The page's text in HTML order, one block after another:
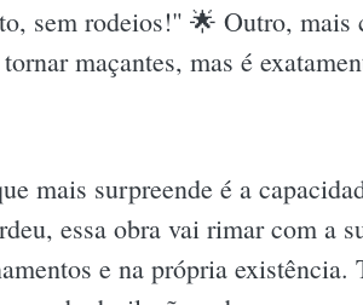
sem rodeios!" 🌟 Outro,
maçantes, mas é
mais surpreende é a
essa obra vai rimar com a
e na própria